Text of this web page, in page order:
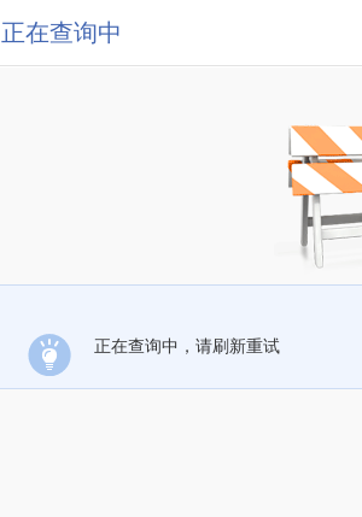
正在查询中
正在查询中，请刷新重试